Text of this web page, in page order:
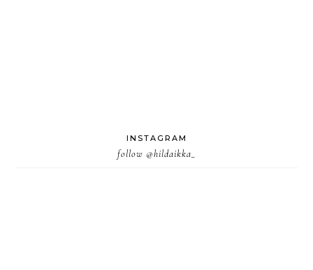
INSTAGRAM
follow @hildaikka_